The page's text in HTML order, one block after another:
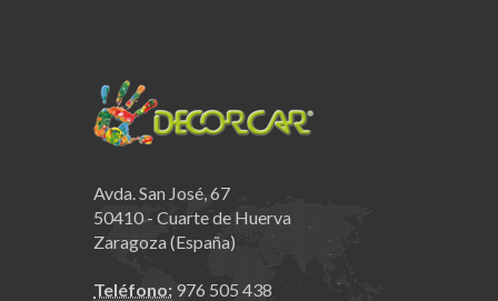
Avda. San José, 67
50410 - Cuarte de Huerva
Zaragoza (España)
Teléfono: 976 505 438